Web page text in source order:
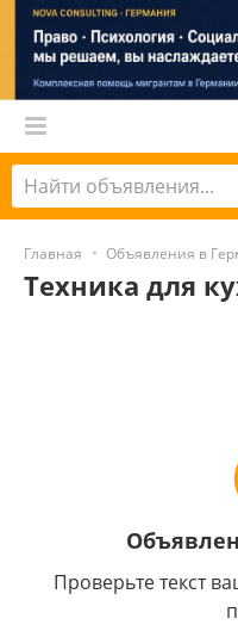
Главная Объявления в
Техника для
Проверьте текст